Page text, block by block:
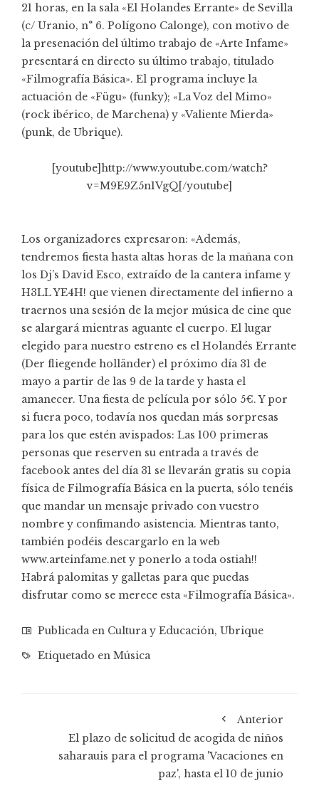
21 horas, en la sala «El Holandes Errante» de Sevilla
(c/ Uranio, n° 6. Polígono Calonge), con motivo de
la presenación del último trabajo de «Arte Infame»
presentará en directo su último trabajo, titulado
«Filmografía Básica». El programa incluye la
actuación de «Fügu» (funky); «La Voz del Mimo»
(rock ibérico, de Marchena) y «Valiente Mierda»
(punk, de Ubrique).
[youtube]http://www.youtube.com/watch?
v=M9E9Z5n1VgQ[/youtube]
Los organizadores expresaron: «Además,
tendremos fiesta hasta altas horas de la mañana con
los Dj’s David Esco, extraído de la cantera infame y
H3LL YE4H! que vienen directamente del infierno a
traernos una sesión de la mejor música de cine que
se alargará mientras aguante el cuerpo. El lugar
elegido para nuestro estreno es el Holandés Errante
(Der fliegende holländer) el próximo día 31 de
mayo a partir de las 9 de la tarde y hasta el
amanecer. Una fiesta de película por sólo 5€. Y por
si fuera poco, todavía nos quedan más sorpresas
para los que estén avispados: Las 100 primeras
personas que reserven su entrada a través de
facebook antes del día 31 se llevarán gratis su copia
física de Filmografía Básica en la puerta, sólo tenéis
que mandar un mensaje privado con vuestro
nombre y confimando asistencia. Mientras tanto,
también podéis descargarlo en la web
www.arteinfame.net y ponerlo a toda ostiah!!
Habrá palomitas y galletas para que puedas
disfrutar como se merece esta «Filmografía Básica».
Publicada en Cultura y Educación, Ubrique
Etiquetado en Música
Anterior
El plazo de solicitud de acogida de niños
saharauis para el programa 'Vacaciones en
paz', hasta el 10 de junio